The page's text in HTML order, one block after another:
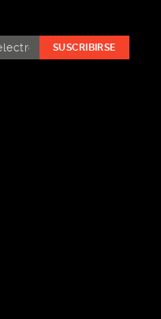
SUSCRIBIRSE